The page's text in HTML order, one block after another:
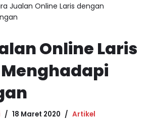
Jualan Online Laris dengan
Online Laris
18 Maret 2020 Artikel